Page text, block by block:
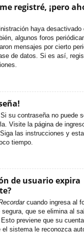
registré, ¡pero
haya desactivado
algunos foros
mensajes por cierto
de datos. Si es así,
su contraseña no puede
Visite la página de
. Siga las instrucciones y
tiempo.
de usuario expira
cuando ingresa al
que se elimina al
previene que su
el sistema le reconozca